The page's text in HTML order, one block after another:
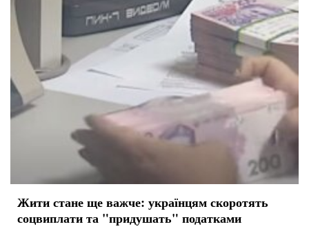
Жити стане ще важче: українцям скоротять
соцвиплати та "придушать" податками